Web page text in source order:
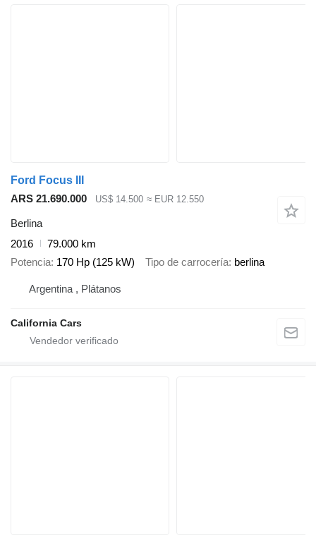
Ford Focus III
ARS 21.690.000
US$ 14.500 ≈ EUR 12.550
Berlina
2016
79.000 km
Potencia 170 Hp (125 kW) Tipo de carrocería berlina
Argentina , Plátanos
California Cars